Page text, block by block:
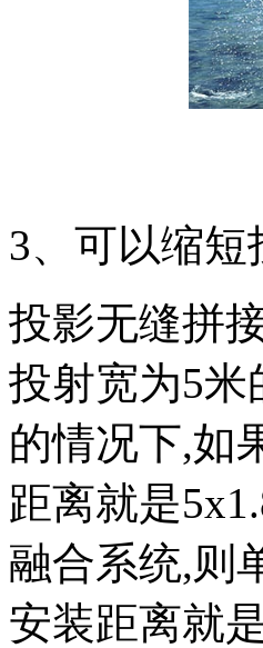
3、可以缩
投影无缝拼
投射宽为5
的情况下,如
距离就是
融合系统,则
安装距离就